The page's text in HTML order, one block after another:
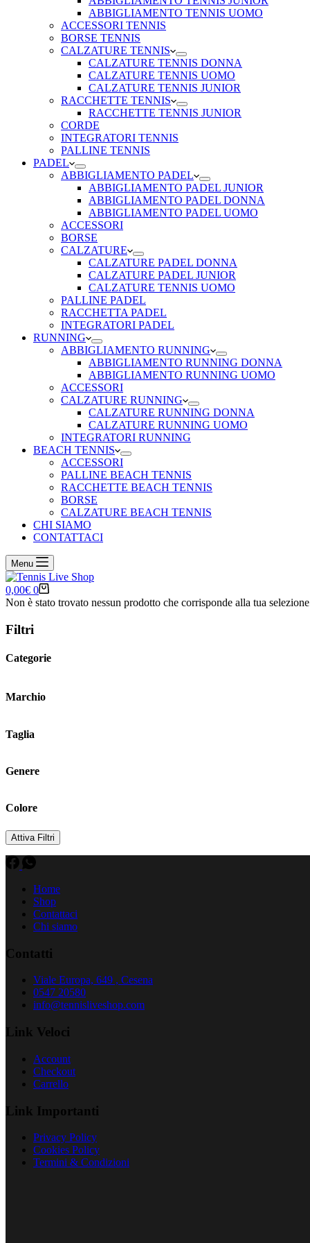
ABBIGLIAMENTO TENNIS UOMO
ACCESSORI TENNIS
BORSE TENNIS
CALZATURE TENNIS
CALZATURE TENNIS DONNA
CALZATURE TENNIS UOMO
CALZATURE TENNIS JUNIOR
RACCHETTE TENNIS
RACCHETTE TENNIS JUNIOR
CORDE
INTEGRATORI TENNIS
PALLINE TENNIS
PADEL
ABBIGLIAMENTO PADEL
ABBIGLIAMENTO PADEL JUNIOR
ABBIGLIAMENTO PADEL DONNA
ABBIGLIAMENTO PADEL UOMO
ACCESSORI
BORSE
CALZATURE
CALZATURE PADEL DONNA
CALZATURE PADEL JUNIOR
CALZATURE TENNIS UOMO
PALLINE PADEL
RACCHETTA PADEL
INTEGRATORI PADEL
RUNNING
ABBIGLIAMENTO RUNNING
ABBIGLIAMENTO RUNNING DONNA
ABBIGLIAMENTO RUNNING UOMO
ACCESSORI
CALZATURE RUNNING
CALZATURE RUNNING DONNA
CALZATURE RUNNING UOMO
INTEGRATORI RUNNING
BEACH TENNIS
ACCESSORI
PALLINE BEACH TENNIS
RACCHETTE BEACH TENNIS
BORSE
CALZATURE BEACH TENNIS
CHI SIAMO
CONTATTACI
Menu
Carrello
0,00€ 0
Non è stato trovato nessun prodotto che corrisponde alla tua
Filtri
Categorie
Marchio
Taglia
Genere
Colore
Attiva Filtri
Home
Shop
Contattaci
Chi siamo
Contatti
Viale Europa, 649 , Cesena
0547 20580
info@tennisliveshop.com
Link Veloci
Account
Checkout
Carrello
Link Importanti
Privacy Policy
Cookies Policy
Termini & Condizioni